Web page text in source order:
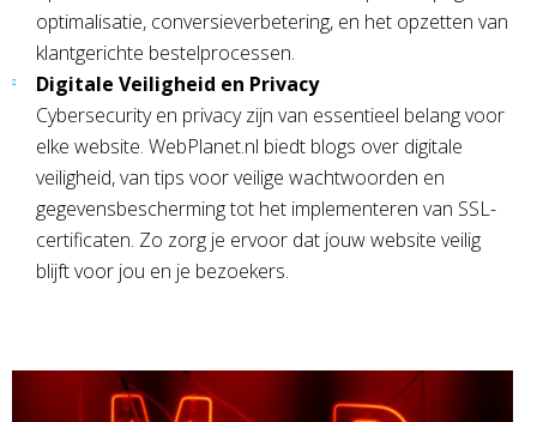
optimalisatie, conversieverbetering, en het opzetten van
klantgerichte bestelprocessen.
Digitale Veiligheid en Privacy
Cybersecurity en privacy zijn van essentieel belang voor
elke website. WebPlanet.nl biedt blogs over digitale
veiligheid, van tips voor veilige wachtwoorden en
gegevensbescherming tot het implementeren van SSL-
certificaten. Zo zorg je ervoor dat jouw website veilig
blijft voor jou en je bezoekers.